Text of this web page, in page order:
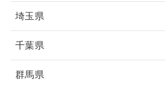
埼玉県
千葉県
群馬県